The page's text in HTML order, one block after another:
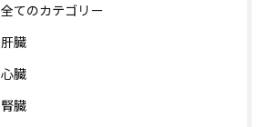
全てのカテゴリー
肝臓
心臓
腎臓